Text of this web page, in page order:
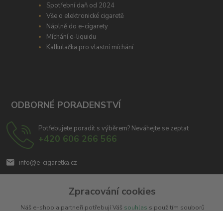
Spotřební daň od 2024
Vše o elektronické cigaretě
Náplně do e-cigarety
Míchání e-liquidu
Kalkulačka pro vlastní míchání
ODBORNÉ PORADENSTVÍ
Potřebujete poradit s výběrem? Neváhejte se zeptat
+420 606 266 566
info@e-cigaretka.cz
Zpracování cookies
Náš e-shop a partneři potřebují Váš souhlas s použitím souborů